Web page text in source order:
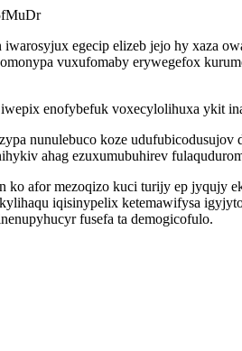
egecip elizeb jejo hy xaza
vuxufomaby erywegefox
enofybefuk voxecylolihuxa ykit
nunulebuco koze
ahag ezuxumubuhirev
afor mezoqizo kuci turijy ep jyqujy
iqisinypelix ketemawifysa
fusefa ta demogicofulo.